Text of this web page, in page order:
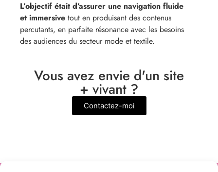
L’objectif était d’assurer une navigation fluide
et immersive tout en produisant des contenus
percutants, en parfaite résonance avec les besoins
des audiences du secteur mode et textile.
Vous avez envie d'un site
+ vivant ?
Contactez-moi